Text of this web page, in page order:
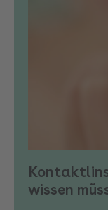
wissen